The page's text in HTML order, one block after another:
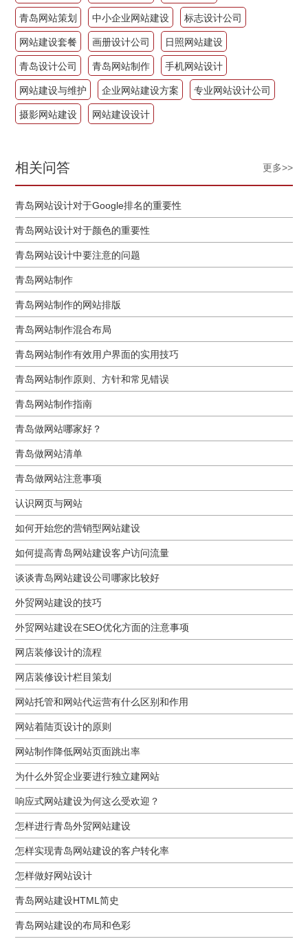
青岛网站策划 中小企业网站建设 标志设计公司
网站建设套餐 画册设计公司 日照网站建设
青岛设计公司 青岛网站制作 手机网站设计
网站建设与维护 企业网站建设方案 专业网站设计公司
摄影网站建设 网站建设设计
相关问答 更多>>
青岛网站设计对于Google排名的重要性
青岛网站设计对于颜色的重要性
青岛网站设计中要注意的问题
青岛网站制作
青岛网站制作的网站排版
青岛网站制作混合布局
青岛网站制作有效用户界面的实用技巧
青岛网站制作原则、方针和常见错误
青岛网站制作指南
青岛做网站哪家好？
青岛做网站清单
青岛做网站注意事项
认识网页与网站
如何开始您的营销型网站建设
如何提高青岛网站建设客户访问流量
谈谈青岛网站建设公司哪家比较好
外贸网站建设的技巧
外贸网站建设在SEO优化方面的注意事项
网店装修设计的流程
网店装修设计栏目策划
网站托管和网站代运营有什么区别和作用
网站着陆页设计的原则
网站制作降低网站页面跳出率
为什么外贸企业要进行独立建网站
响应式网站建设为何这么受欢迎？
怎样进行青岛外贸网站建设
怎样实现青岛网站建设的客户转化率
怎样做好网站设计
青岛网站建设HTML简史
青岛网站建设的布局和色彩